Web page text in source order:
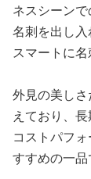
ネスシーンで
名刺を出し
スマートに名
外見の美し
えており、
コストパフ
すすめの一品